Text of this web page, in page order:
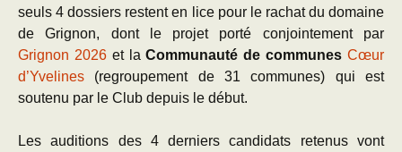
seuls 4 dossiers restent en lice pour le rachat du domaine
de Grignon, dont le projet porté conjointement par
Grignon 2026et laCommunauté de communesCœur
d’Yvelines (regroupement de 31 communes) qui est
soutenu par le Club depuis le début.
Les auditions des 4 derniers candidats retenus vont